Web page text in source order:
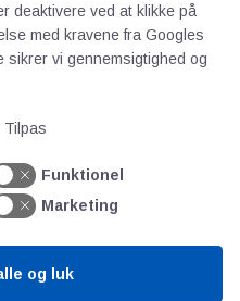
deaktivere ved at klikke på
med kravene fra Googles
sikrer vi gennemsigtighed og
Tilpas
Funktionel
Marketing
og luk